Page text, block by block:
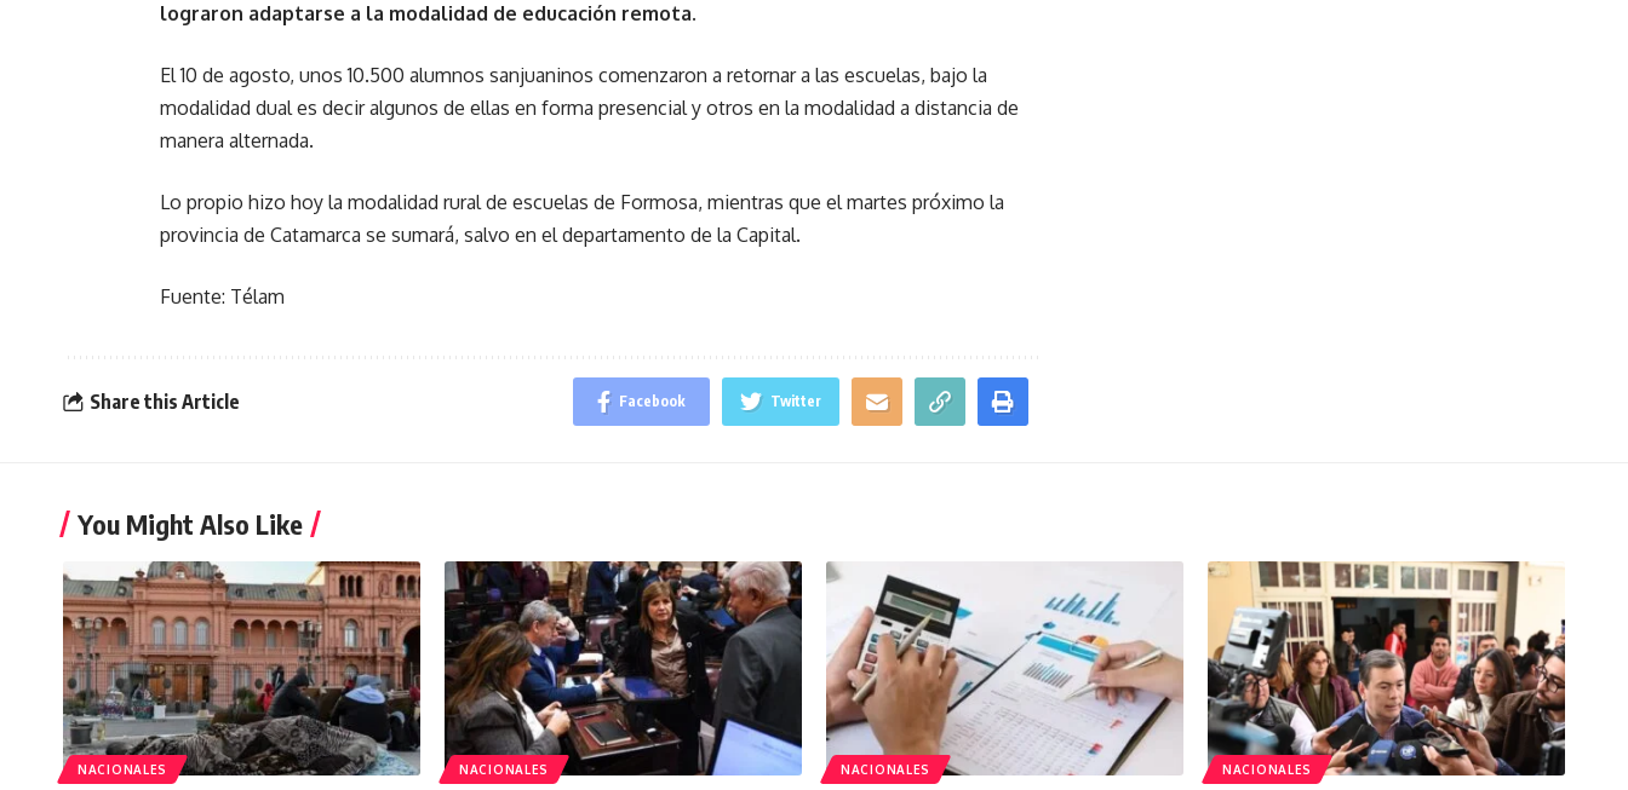
lograron adaptarse a la modalidad de educación remota.
El 10 de agosto, unos 10.500 alumnos sanjuaninos comenzaron a retornar a las escuelas, bajo la
modalidad dual es decir algunos de ellas en forma presencial y otros en la modalidad a distancia de
manera alternada.
Lo propio hizo hoy la modalidad rural de escuelas de Formosa, mientras que el martes próximo la
provincia de Catamarca se sumará, salvo en el departamento de la Capital.
Fuente: Télam
Share this Article Facebook Twitter
You Might Also Like
NACIONALES NACIONALES NACIONALES NACIONALES